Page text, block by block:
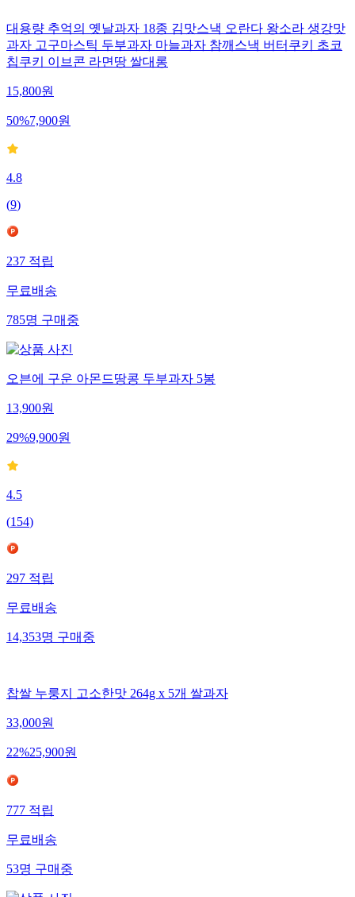
대용량 추억의 옛날과자 18종 김맛스낵 오란다 왕소라 생강맛
과자 고구마스틱 두부과자 마늘과자 참깨스낵 버터쿠키 초코
칩쿠키 이브콘 라면땅 쌀대롱
15,800원
50%7,900원
4.8
(9)
237적립
무료배송
785명구매중
오븐에 구운 아몬드땅콩 두부과자 5봉
13,900원
29%9,900원
4.5
(154)
297적립
무료배송
14,353명구매중
찹쌀 누룽지 고소한맛 264g x 5개 쌀과자
33,000원
22%25,900원
777적립
무료배송
53명구매중